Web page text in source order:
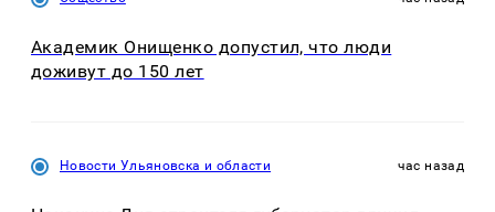
Академик Онищенко допустил, что люди
доживут до 150 лет
Новости Ульяновска и области час назад